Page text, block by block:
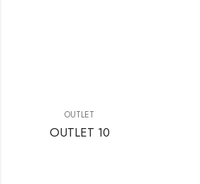
OUTLET
OUTLET 10